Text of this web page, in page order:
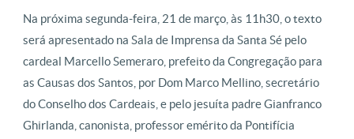
Na próxima segunda-feira, 21 de março, às 11h30, o texto
será apresentado na Sala de Imprensa da Santa Sé pelo
cardeal Marcello Semeraro, prefeito da Congregação para
as Causas dos Santos, por Dom Marco Mellino, secretário
do Conselho dos Cardeais, e pelo jesuíta padre Gianfranco
Ghirlanda, canonista, professor emérito da Pontifícia